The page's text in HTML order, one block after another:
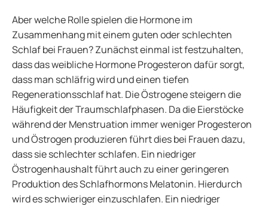
Aber welche Rolle spielen die Hormone im
Zusammenhang mit einem guten oder schlechten
Schlaf bei Frauen? Zunächst einmal ist festzuhalten,
dass das weibliche Hormone Progesteron dafür sorgt,
dass man schläfrig wird und einen tiefen
Regenerationsschlaf hat. Die Östrogene steigern die
Häufigkeit der Traumschlafphasen. Da die Eierstöcke
während der Menstruation immer weniger Progesteron
und Östrogen produzieren führt dies bei Frauen dazu,
dass sie schlechter schlafen. Ein niedriger
Östrogenhaushalt führt auch zu einer geringeren
Produktion des Schlafhormons Melatonin. Hierdurch
wird es schwieriger einzuschlafen. Ein niedriger